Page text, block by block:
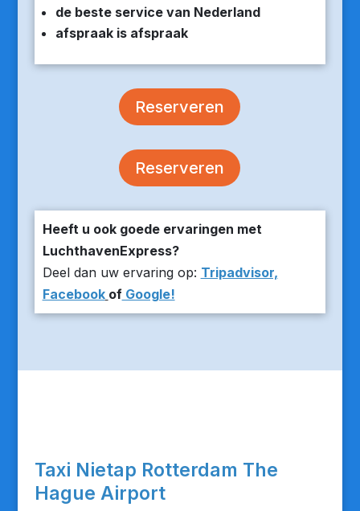
de beste service van Nederland
afspraak is afspraak
Reserveren
Reserveren
Heeft u ook goede ervaringen met
LuchthavenExpress?
Deel dan uw ervaring op: Tripadvisor,
Facebook ofGoogle!
Taxi Nietap Rotterdam The
Hague Airport